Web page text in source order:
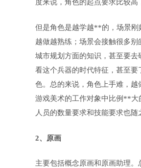
度来说，角色的起点要求比较高
但是角色是越学越**的，场景刚
越做越熟练；场景会接触很多
城市规划方面的知识，甚至要
看这个兵器的时代特征，甚至
色。总的来说，角色上手难，
游戏美术的工作对象中比例**大
人员的数量要求和技能要求也随
2、原画
主要包括概念原画和原画助理